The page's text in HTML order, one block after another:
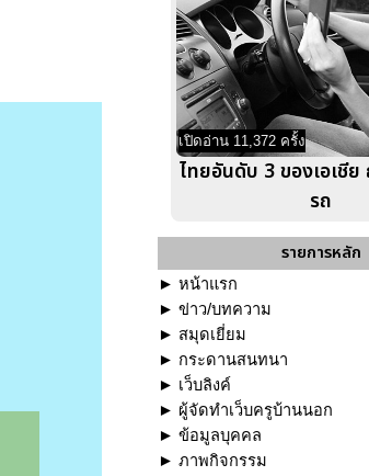
เปิดอ่าน 11,372 ครั้ง
ไทยอันดับ 3 ของเอเชีย
รถ
รายการหลัก
► หน้าแรก
► ข่าว/บทความ
► สมุดเยี่ยม
► กระดานสนทนา
► เว็บลิงค์
► ผู้จัดทำเว็บครูบ้านนอก
► ข้อมูลบุคคล
► ภาพกิจกรรม